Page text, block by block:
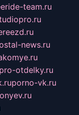
team.ru
news.ru
pro-otdelky.ru
porno-vk.ru